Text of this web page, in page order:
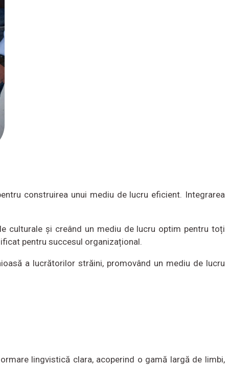
construirea unui mediu de lucru eficient. Integrarea
culturale și creând un mediu de lucru optim pentru toți
pentru succesul organizațional.
a lucrătorilor străini, promovând un mediu de lucru
lingvistică clara, acoperind o gamă largă de limbi,